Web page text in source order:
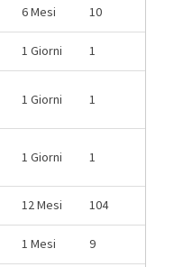
6 Mesi 10
1 Giorni 1
1 Giorni 1
1 Giorni 1
12 Mesi 104
1 Mesi 9